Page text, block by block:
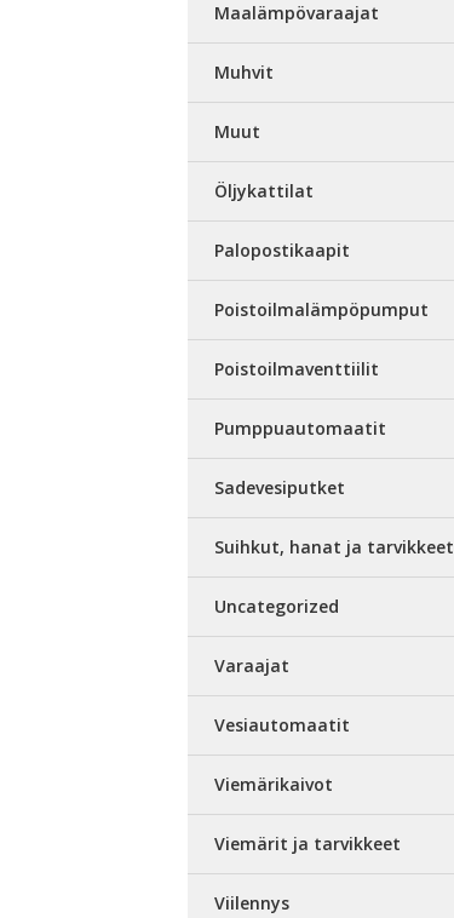
Maalämpövaraajat
Muhvit
Muut
Öljykattilat
Palopostikaapit
Poistoilmalämpöpumput
Poistoilmaventtiilit
Pumppuautomaatit
Sadevesiputket
Suihkut, hanat ja tarvikkeet
Uncategorized
Varaajat
Vesiautomaatit
Viemärikaivot
Viemärit ja tarvikkeet
Viilennys